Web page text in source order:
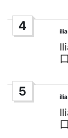
4
in
ilia
5
in
ilia